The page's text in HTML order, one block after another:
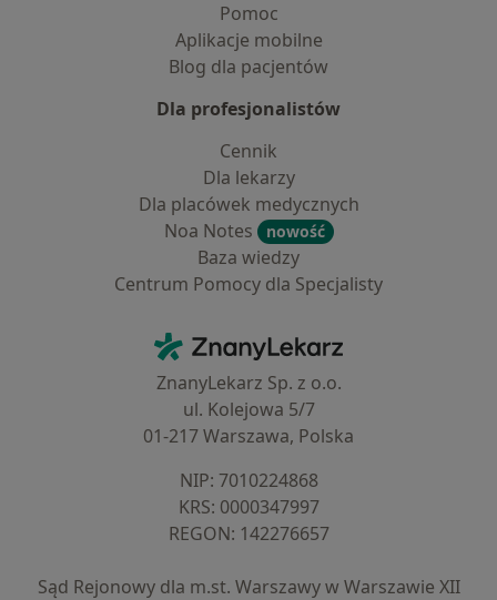
Pomoc
Aplikacje mobilne
Blog dla pacjentów
Dla profesjonalistów
Cennik
Dla lekarzy
Dla placówek medycznych
Noa Notes
nowość
Baza wiedzy
Centrum Pomocy dla Specjalisty
ZnanyLekarz - Strona główna
ZnanyLekarz Sp. z o.o.
ul. Kolejowa 5/7
01-217 Warszawa, Polska
NIP: ⁠7010224868
KRS: ⁠0000347997
REGON: ⁠142276657
Sąd Rejonowy dla m.st. Warszawy w Warszawie XII